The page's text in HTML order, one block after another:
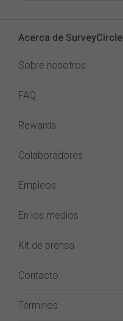
Acerca de SurveyCircle
Sobre nosotros
FAQ
Rewards
Colaboradores
Empleos
En los medios
Kit de prensa
Contacto
Términos